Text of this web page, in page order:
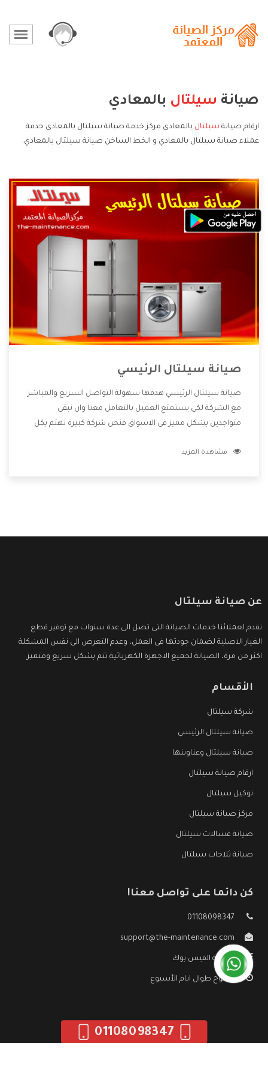
صيانة سيلتال بالمعادي
ارقام صيانة سيلتال بالمعادي مركز خدمة صيانة سيلتال بالمعادي خدمة
عملاء صيانة سيلتال بالمعادي و الخط الساخن صيانة سيلتال بالمعادي.
صيانة سيلتال الرئيسي
صيانة سيلتال الرئيسي هدفها سهولة التواصل السريع والمباشر
مع الشركة لكى يستمتع العميل بالتعامل معنا وان نبقى
متواجدين بشكل مميز فى الاسواق فنحن شركة كبيرة نهتم بكل
الشركة بها والتى تكون منها خدمة الصيانة التى تكون من أهم
مشاهدة المزيد
عن صيانة سيلتال
نقدم لعملائنا خدمات الصيانة التى تصل الى عدة سنوات مع توفير قطع
الغيار الاصلية لضمان جودتها فى العمل، وعدم التعرض الى نفس المشكلة
اكثر من مرة، الصيانة لجميع الاجهزة الكهربائية تتم بشكل سريع ومتميز.
الأقسام
شركة سيلتال
صيانة سيلتال الرئيسي
صيانة سيلتال وعناوينها
ارقام صيانة سيلتال
توكيل سيلتال
مركز صيانة سيلتال
صيانة غسالات سيلتال
صيانة ثلاجات سيلتال
كن دائما على تواصل معنا!
01108098347
support@the-maintenance.com
صفحة الفيس بوك
مفتوح طوال ايام الأسبوع
01108098347